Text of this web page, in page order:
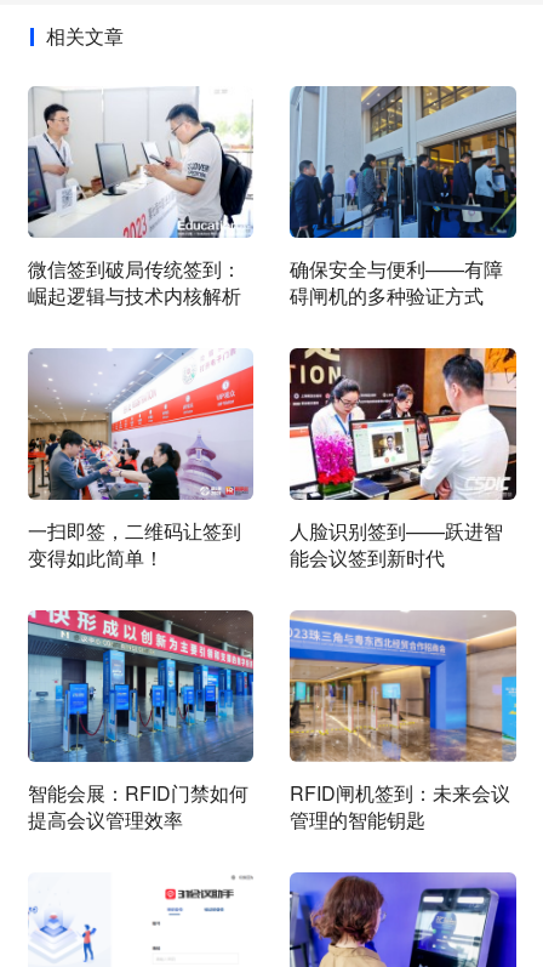
相关文章
微信签到破局传统签到：
崛起逻辑与技术内核解析
确保安全与便利——有障
碍闸机的多种验证方式
一扫即签，二维码让签到
变得如此简单！
人脸识别签到——跃进智
能会议签到新时代
智能会展：RFID门禁如何
提高会议管理效率
RFID闸机签到：未来会议
管理的智能钥匙